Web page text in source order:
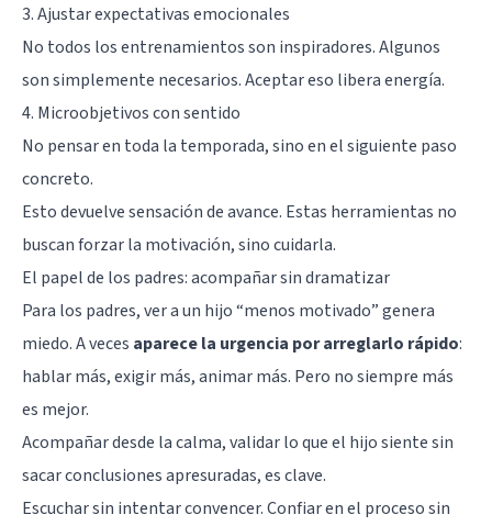
3. Ajustar expectativas emocionales
No todos los entrenamientos son inspiradores. Algunos
son simplemente necesarios. Aceptar eso libera energía.
4. Microobjetivos con sentido
No pensar en toda la temporada, sino en el siguiente paso
concreto.
Esto devuelve sensación de avance. Estas herramientas no
buscan forzar la motivación, sino cuidarla.
El papel de los padres: acompañar sin dramatizar
Para los padres, ver a un hijo “menos motivado” genera
miedo. A veces aparece la urgencia por arreglarlo rápido:
hablar más, exigir más, animar más. Pero no siempre más
es mejor.
Acompañar desde la calma, validar lo que el hijo siente sin
sacar conclusiones apresuradas, es clave.
Escuchar sin intentar convencer. Confiar en el proceso sin